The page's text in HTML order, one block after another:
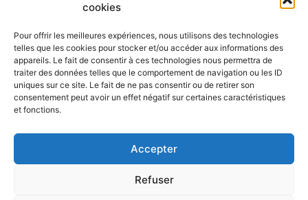
cookies
Pour offrir les meilleures expériences, nous utilisons des technologies
telles que les cookies pour stocker et/ou accéder aux informations des
appareils. Le fait de consentir à ces technologies nous permettra de
traiter des données telles que le comportement de navigation ou les ID
uniques sur ce site. Le fait de ne pas consentir ou de retirer son
consentement peut avoir un effet négatif sur certaines caractéristiques
et fonctions.
Accepter
Refuser
CANON
Garantie Imprimante Store
FAQ : Questions fréquentes